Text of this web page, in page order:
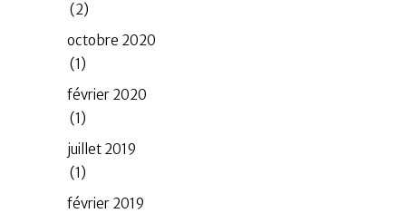
(2)
octobre 2020
(1)
février 2020
(1)
juillet 2019
(1)
février 2019